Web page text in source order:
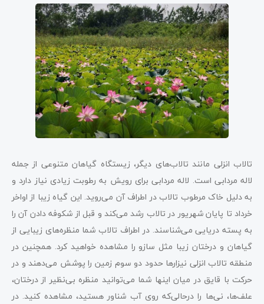
تالاب انزلی مانند تالاب‌های دیگر، زیستگاه گیاهان متنوعی از جمله
لاله مردابی است. لاله مردابی برای رویش به رطوبت زیادی نیاز دارد و
به دلیل خاک مرطوب تالاب در اطراف آن می‌روید. این گیاه زیبا از اواخر
خرداد تا پایان شهریور در تالاب رشد می‌کند و قبل از شکوفه دادن آن را
به پسته دریایی می‌شناسند. در اطراف تالاب شما منظره‌های زیبایی از
گیاهان و درختان زیبا مثل سازو را مشاهده خواهید کرد. همچنین در
منطقه تالاب انزلی نیزارها حدود دو سوم زمین را پوشش می‌دهند و در
حرکت با قایق در میان اینها شما می‌توانید منظره بی‌نظیر از درختان،
علف‌ها، نی‌ها را درحالی‌که روی آب شناور هستید، مشاهده کنید. در